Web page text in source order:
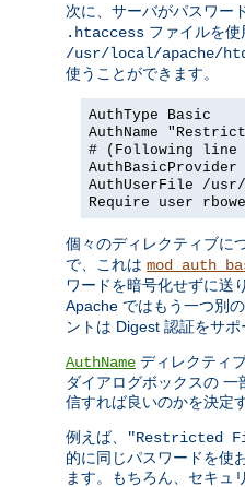
次に、サーバがパスワー
.htaccess ファイルを
/usr/local/apache/
使うことができます。
AuthType Basic
AuthName
# (Following line
AuthUserFile /usr/
Require user
個々のディレクティブに
で、これは
ワードを暗号化せずに送
Apache ではもう一つ別
ントは Digest 認証をサポ
AuthName ディレクティ
ダイアログボックスの
信すれば良いのかを決定
例えば、
"Restricted
的に同じパスワードを使
ます。もちろん、セキュ